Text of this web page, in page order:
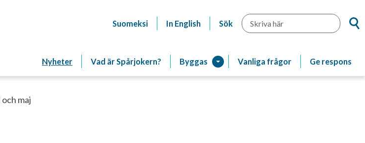
Suomeksi In English Sök Sök
Nyheter Vad är Spårjokern? Byggas Vanliga frågor Ge respons
maj